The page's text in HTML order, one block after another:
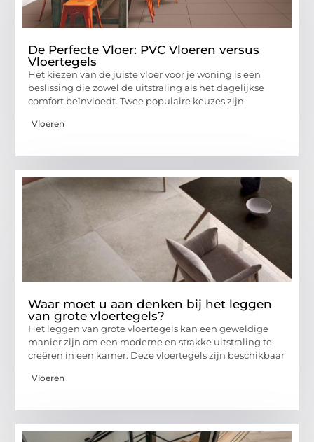
De Perfecte Vloer: PVC Vloeren versus
Vloertegels
Het kiezen van de juiste vloer voor je woning is een
beslissing die zowel de uitstraling als het dagelijkse
comfort beïnvloedt. Twee populaire keuzes zijn
Vloeren
Waar moet u aan denken bij het leggen
van grote vloertegels?
Het leggen van grote vloertegels kan een geweldige
manier zijn om een moderne en strakke uitstraling te
creëren in een kamer. Deze vloertegels zijn beschikbaar
Vloeren